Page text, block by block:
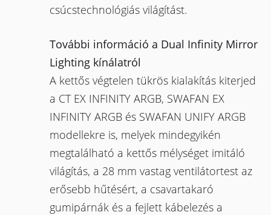
csúcstechnológiás világítást.
További információ a Dual Infinity Mirror
Lighting kínálatról
A kettős végtelen tükrös kialakítás kiterjed
a CT EX INFINITY ARGB, SWAFAN EX
INFINITY ARGB és SWAFAN UNIFY ARGB
modellekre is, melyek mindegyikén
megtalálható a kettős mélységet imitáló
világítás, a 28 mm vastag ventilátortest az
erősebb hűtésért, a csavartakaró
gumipárnák és a fejlett kábelezés a